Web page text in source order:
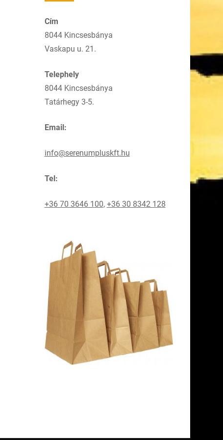
Cím
8044 Kincsesbánya
Vaskapu u. 21.
Telephely
8044 Kincsesbánya
Tatárhegy 3-5.
Email:
info@serenumpluskft.hu
Tel:
+36 70 3646 100, +36 30 8342 128